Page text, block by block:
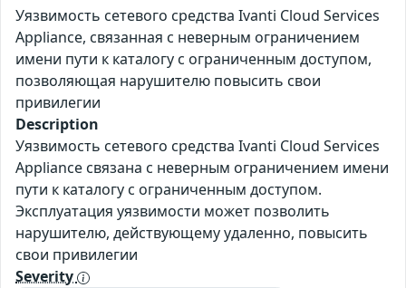
Уязвимость сетевого средства Ivanti Cloud Services
Appliance, связанная с неверным ограничением
имени пути к каталогу с ограниченным доступом,
позволяющая нарушителю повысить свои
привилегии
Description
Уязвимость сетевого средства Ivanti Cloud Services
Appliance связана с неверным ограничением имени
пути к каталогу с ограниченным доступом.
Эксплуатация уязвимости может позволить
нарушителю, действующему удаленно, повысить
свои привилегии
Severity